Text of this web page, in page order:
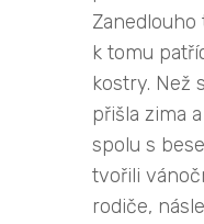
Zanedlouho
k tomu
kostry. Než
přišla zima
spolu s
tvořili
rodiče,